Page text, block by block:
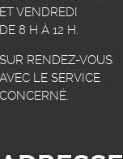
ET VENDREDI
DE 8 H À 12 H.
SUR RENDEZ-VOUS
AVEC LE SERVICE
CONCERNÉ.